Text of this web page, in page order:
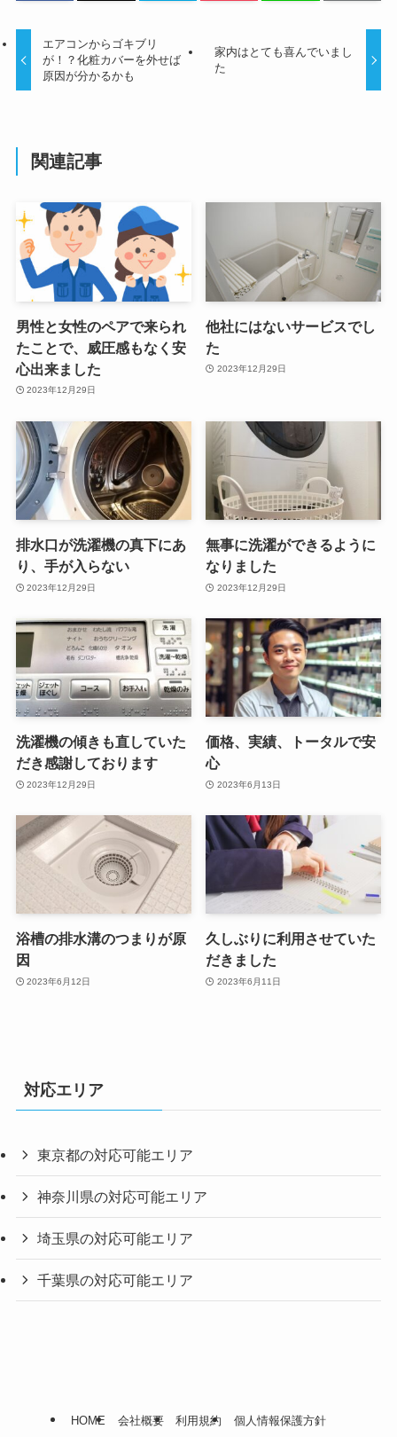
エアコンからゴキブリ
が！？化粧カバーを外せば
原因が分かるかも
家内はとても喜んでいまし
た
関連記事
男性と女性のペアで来られ
たことで、威圧感もなく安
心出来ました
2023年12月29日
他社にはないサービスでし
た
2023年12月29日
排水口が洗濯機の真下にあ
り、手が入らない
2023年12月29日
無事に洗濯ができるように
なりました
2023年12月29日
洗濯機の傾きも直していた
だき感謝しております
2023年12月29日
価格、実績、トータルで安
心
2023年6月13日
浴槽の排水溝のつまりが原
因
2023年6月12日
久しぶりに利用させていた
だきました
2023年6月11日
対応エリア
東京都の対応可能エリア
神奈川県の対応可能エリア
埼玉県の対応可能エリア
千葉県の対応可能エリア
HOME 会社概要 利用規約 個人情報保護方針